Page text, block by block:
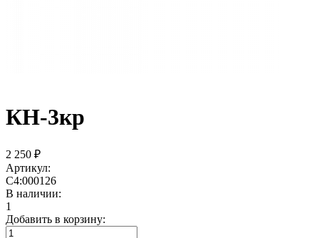
КН-3кр
2 250 ₽
Артикул:
С4:000126
В наличии:
1
Добавить в корзину: